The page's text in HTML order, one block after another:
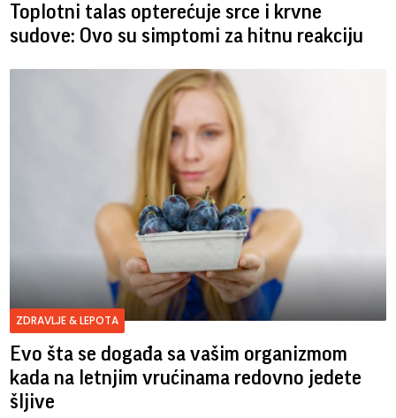
Toplotni talas opterećuje srce i krvne
sudove: Ovo su simptomi za hitnu reakciju
ZDRAVLJE & LEPOTA
Evo šta se događa sa vašim organizmom
kada na letnjim vrućinama redovno jedete
šljive